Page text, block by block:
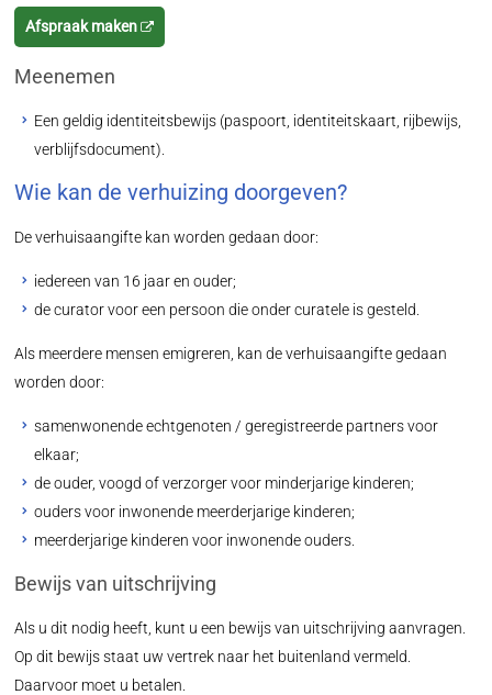
Afspraak maken
Meenemen
Een geldig identiteitsbewijs (paspoort, identiteitskaart, rijbewijs,
verblijfsdocument).
Wie kan de verhuizing doorgeven?
De verhuisaangifte kan worden gedaan door:
iedereen van 16 jaar en ouder;
de curator voor een persoon die onder curatele is gesteld.
Als meerdere mensen emigreren, kan de verhuisaangifte gedaan
worden door:
samenwonende echtgenoten / geregistreerde partners voor
elkaar;
de ouder, voogd of verzorger voor minderjarige kinderen;
ouders voor inwonende meerderjarige kinderen;
meerderjarige kinderen voor inwonende ouders.
Bewijs van uitschrijving
Als u dit nodig heeft, kunt u een bewijs van uitschrijving aanvragen.
Op dit bewijs staat uw vertrek naar het buitenland vermeld.
Daarvoor moet u betalen.